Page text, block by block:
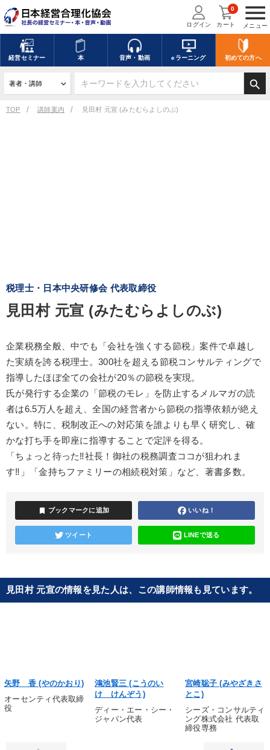
menu
メニュー
ログイン カート
0
経営セミナー 本 音声・動画 eラーニング 初めての方へ
search
TOP 講師案内 見田村 元宣 (みたむらよしのぶ)
税理士・日本中央研修会 代表取締役
見田村 元宣 (みたむらよしのぶ)
企業税務全般、中でも「会社を強くする節税」案件で卓越し
た実績を誇る税理士。300社を超える節税コンサルティングで
指導したほぼ全ての会社が20％の節税を実現。
氏が発行する企業の「節税のモレ」を防止するメルマガの読
者は6.5万人を超え、全国の経営者から節税の指導依頼が絶え
ない。特に、税制改正への対応策を誰よりも早く研究し、確
かな打ち手を即座に指導することで定評を得る。
「ちょっと待った‼社長！御社の税務調査ココが狙われま
す‼」「金持ちファミリーの相続税対策」など、著書多数。
bookmark ブックマークに追加 いいね！
ツイート LINEで送る
見田村 元宣の情報を見た人は、この講師情報も見ています。
矢野 香 (やのかおり)
オーセンティ代表取締
役
鴻池賢三 (こうのい
け けんぞう)
ディー・エー・シー・
ジャパン代表
宮崎聡子 (みやざきさ
とこ)
シーズ・コンサルティ
ング株式会社 代表取
締役専務